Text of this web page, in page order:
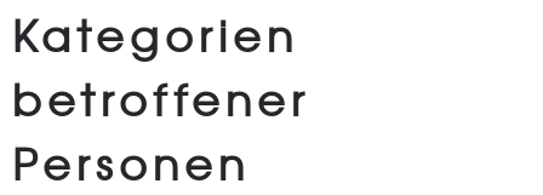
Kategorien
betroffener
Personen